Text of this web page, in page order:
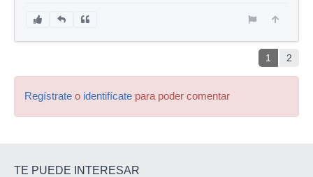
1 2
Regístrate o identifícate para poder comentar
TE PUEDE INTERESAR